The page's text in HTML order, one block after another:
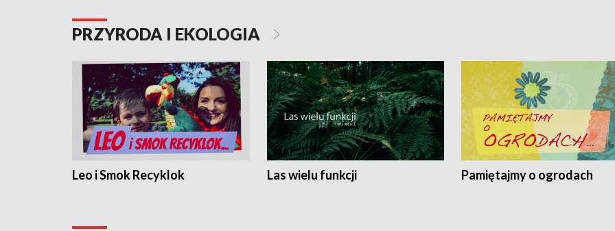
PRZYRODA I EKOLOGIA
Leo i Smok Recyklok Las wielu funkcji Pamiętajmy o ogrodach